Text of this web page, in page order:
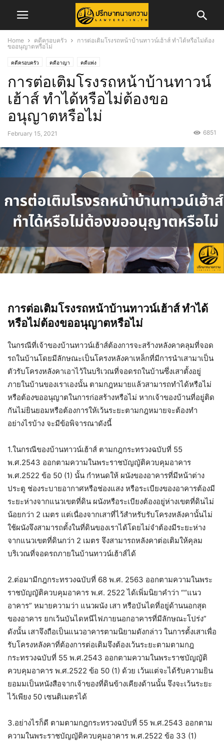
Home คดีครอบครัว
การต่อเติมโรงรถหน้าบ้านทาวน์เฮ้าส์ ทำได้หรือไม่ต้อง
ขออนุญาตหรือไม่
คดีครอบครัว คดีอาญา คดีแพ่ง
การต่อเติมโรงรถหน้าบ้านทาวน์
เฮ้าส์ ทำได้หรือไม่ต้องขอ
อนุญาตหรือไม่
February 15, 2021 6851
การต่อเติมโรงรถหน้าบ้านทาวน์เฮ้าส์ ทำได้
หรือไม่ต้องขออนุญาตหรือไม่
ในกรณีที่เจ้าของบ้านทาวน์เฮ้าส์ต้องการจะสร้างหลังคาคลุมที่จอด
รถในบ้านโดยมีลักษณะเป็นโครงหลังคาเหล็กที่มีการนำเสามาเป็น
ตัวรับโครงหลังคาเอาไว้ในบริเวณที่จอดรถในบ้านซึ่งเสาตั้งอยู่
ภายในบ้านของเราเองนั้น ตามกฎหมายแล้วสามารถทำได้หรือไม่
หรือต้องขออนุญาตในการก่อสร้างหรือไม่ หากเจ้าของบ้านที่อยู่ติด
กันไม่ยินยอมหรือต้องการให้เว้นระยะตามกฎหมายจะต้องทำ
อย่างไรบ้าง จะมีข้อพิจารณาดังนี้
1.ในกรณีของบ้านทาวน์เฮ้าส์ ตามกฎกระทรวงฉบับที่ 55
พ.ศ.2543 ออกตามความในพระราชบัญญัติควบคุมอาคาร
พ.ศ.2522 ข้อ 50 (1) นั้น กำหนดให้ ผนังของอาคารที่มีหน้าต่าง
ประตู ช่องระบายอากาศหรือช่องแสง หรือระเบียงของอาคารต้องมี
ระยะห่างจากแนวเขตที่ดิน ผนังหรือระเบียงต้องอยู่ห่างเขตที่ดินไม่
น้อยกว่า 2 เมตร แต่เนื่องจากเสาที่ไว้สำหรับรับโครงหลังคานั้นไม่
ใช้ผนังจึงสามารถตั้งในที่ดินของเราได้โดยไม่จำต้องมีระยะห่าง
จากแนวเขตที่ดินกว่า 2 เมตร จึงสามารถหลังคาต่อเติมให้คุลม
บริเวณที่จอดรถภายในบ้านทาวน์เฮ้าส์ได้
2.ต่อมามีกฎกระทรวงฉบับที่ 68 พ.ศ. 2563 ออกตามความในพระ
ราชบัญญัติควบคุมอาคาร พ.ศ. 2522 ได้เพิ่มนิยาคำว่า ““แนว
อาคาร” หมายความว่า แนวผนัง เสา หรือบันไดที่อยู่ด้านนอกสุด
ของอาคาร ยกเว้นบันไดหนีไฟภายนอกอาคารที่มีลักษณะโปร่ง”
ดังนั้น เสาจึงถือเป็นแนวอาคารตามนิยามดังกล่าว ในการตั้งเสาเพื่อ
รับโครงหลังคาที่ต้องการต่อเติมจึงต้องเว้นระยะตามตามกฎ
กระทรวงฉบับที่ 55 พ.ศ.2543 ออกตามความในพระราชบัญญัติ
ควบคุมอาคาร พ.ศ.2522 ข้อ 50 (1) ด้วย เว้นแต่จะได้รับความยิน
ยอมมเป็นหนังสือจากเจ้าของที่ดินข้างเคียงด้านนั้น จึงจะเว้นระยะ
ไว้เพียง 50 เซนติเมตรได้
3.อย่างไรก็ดี ตามตามกฎกระทรวงฉบับที่ 55 พ.ศ.2543 ออกตาม
ความในพระราชบัญญัติควบคุมอาคาร พ.ศ.2522 ข้อ 33 (1)